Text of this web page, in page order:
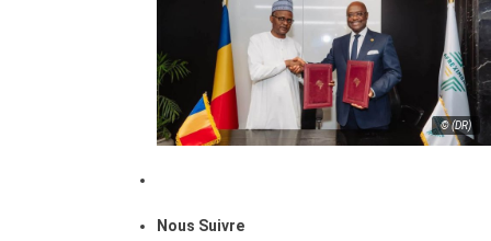
© (DR)
Nous Suivre